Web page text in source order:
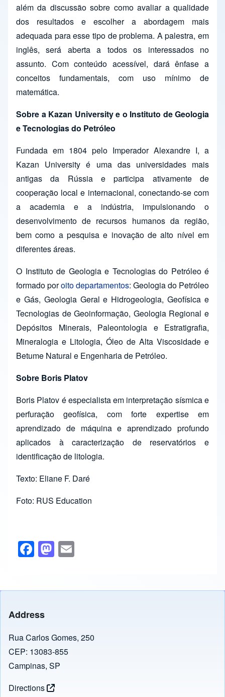
além da discussão sobre como avaliar a qualidade
dos resultados e escolher a abordagem mais
adequada para esse tipo de problema. A palestra, em
inglês, será aberta a todos os interessados no
assunto. Com conteúdo acessível, dará ênfase a
conceitos fundamentais, com uso mínimo de
matemática.
Sobre a Kazan University e o Instituto de Geologia
e Tecnologias do Petróleo
Fundada em 1804 pelo Imperador Alexandre I, a
Kazan University é uma das universidades mais
antigas da Rússia e participa ativamente de
cooperação local e internacional, conectando-se com
a academia e a indústria, impulsionando o
desenvolvimento de recursos humanos da região,
bem como a pesquisa e inovação de alto nível em
diferentes áreas.
O Instituto de Geologia e Tecnologias do Petróleo é
formado poroito departamentos: Geologia do Petróleo
e Gás, Geologia Geral e Hidrogeologia, Geofísica e
Tecnologias de Geoinformação, Geologia Regional e
Depósitos Minerais, Paleontologia e Estratigrafia,
Mineralogia e Litologia, Óleo de Alta Viscosidade e
Betume Natural e Engenharia de Petróleo.
Sobre Boris Platov
Boris Platov é especialista em interpretação sísmica e
perfuração geofísica, com forte expertise em
aprendizado de máquina e aprendizado profundo
aplicados à caracterização de reservatórios e
identificação de litologia.
Texto: Eliane F. Daré
Foto: RUS Education
F
a
e
b
o
k
M
a
o
n
Address
Rua Carlos Gomes, 250
CEP: 13083-855
Campinas, SP
Directions